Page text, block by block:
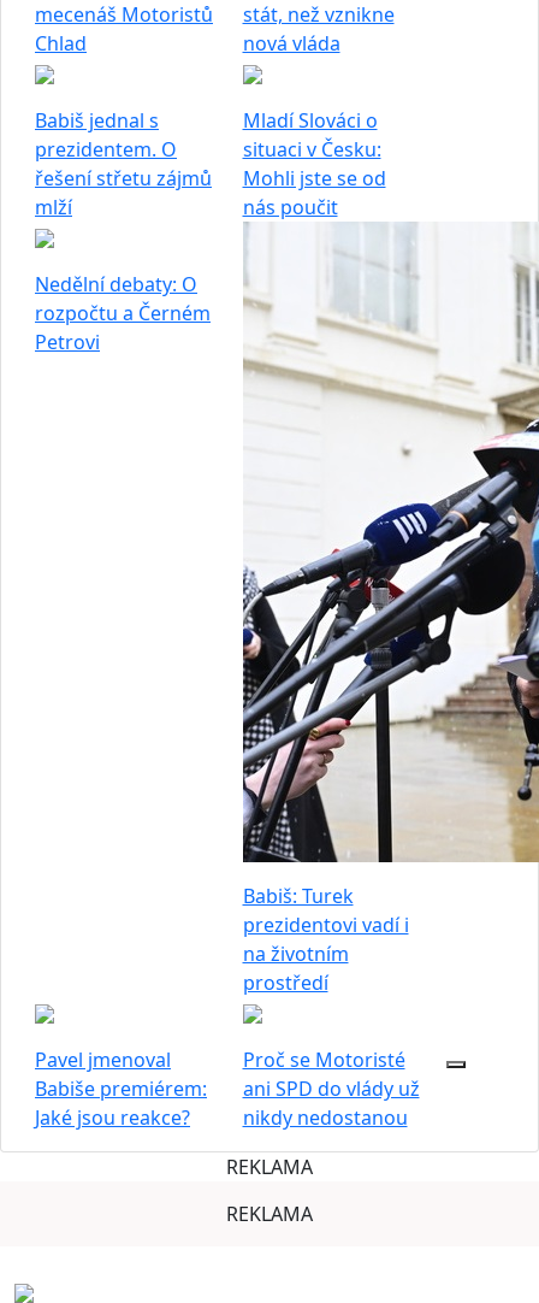
mecenáš Motoristů
Chlad
stát, než vznikne
nová vláda
Babiš jednal s
prezidentem. O
řešení střetu zájmů
mlží
Mladí Slováci o
situaci v Česku:
Mohli jste se od
nás poučit
Nedělní debaty: O
rozpočtu a Černém
Petrovi
Babiš: Turek
prezidentovi vadí i
na životním
prostředí
Pavel jmenoval
Babiše premiérem:
Jaké jsou reakce?
Proč se Motoristé
ani SPD do vlády už
nikdy nedostanou
REKLAMA
REKLAMA